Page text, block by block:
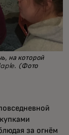
на которой
(Фото
за огнём